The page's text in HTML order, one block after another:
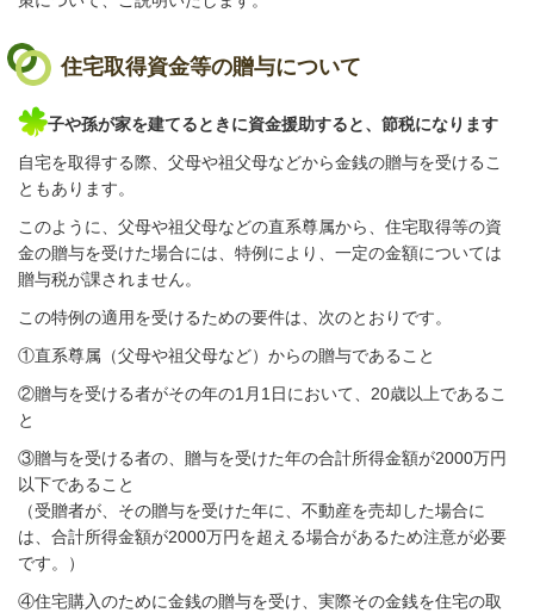
住宅取得資金等の贈与について
子や孫が家を建てるときに資金援助すると、節税になります
自宅を取得する際、父母や祖父母などから金銭の贈与を受けるこ
ともあります。
このように、父母や祖父母などの直系尊属から、住宅取得等の資
金の贈与を受けた場合には、特例により、一定の金額については
贈与税が課されません。
この特例の適用を受けるための要件は、次のとおりです。
①直系尊属（父母や祖父母など）からの贈与であること
②贈与を受ける者がその年の1月1日において、20歳以上であるこ
と
③贈与を受ける者の、贈与を受けた年の合計所得金額が2000万円
以下であること
（受贈者が、その贈与を受けた年に、不動産を売却した場合に
は、合計所得金額が2000万円を超える場合があるため注意が必要
です。）
④住宅購入のために金銭の贈与を受け、実際その金銭を住宅の取